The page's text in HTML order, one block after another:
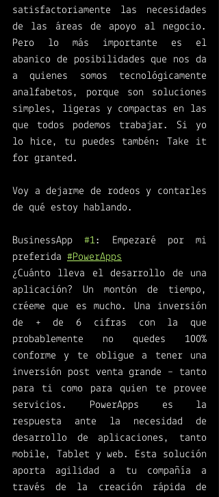
satisfactoriamente las necesidades
de las áreas de apoyo al negocio.
Pero lo más importante es el
abanico de posibilidades que nos da
a quienes somos tecnológicamente
analfabetos, porque son soluciones
simples, ligeras y compactas en las
que todos podemos trabajar. Si yo
lo hice, tu puedes tambén: Take it
for granted.
Voy a dejarme de rodeos y contarles
de qué estoy hablando.
BusinessApp #1: Empezaré por mi
preferida #PowerApps
¿Cuánto lleva el desarrollo de una
aplicación? Un montón de tiempo,
créeme que es mucho. Una inversión
de + de 6 cifras con la que
probablemente no quedes 100%
conforme y te obligue a tener una
inversión post venta grande – tanto
para ti como para quien te provee
servicios. PowerApps es la
respuesta ante la necesidad de
desarrollo de aplicaciones, tanto
mobile, Tablet y web. Esta solución
aporta agilidad a tu compañía a
través de la creación rápida de